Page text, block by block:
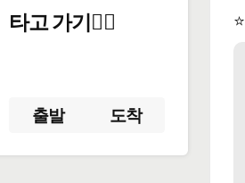
타고 가기🚴‍♀️
출발 도착
⭐